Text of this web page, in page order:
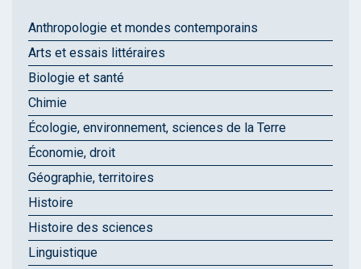
Anthropologie et mondes contemporains
Arts et essais littéraires
Biologie et santé
Chimie
Écologie, environnement, sciences de la Terre
Économie, droit
Géographie, territoires
Histoire
Histoire des sciences
Linguistique